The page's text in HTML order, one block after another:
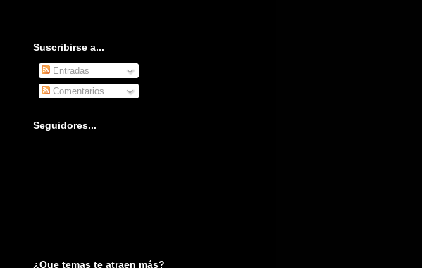
Suscribirse a...
Entradas
Comentarios
Seguidores...
¿Que temas te atraen más?